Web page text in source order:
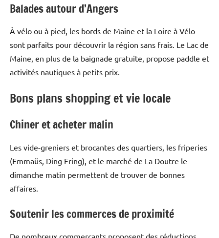
Balades autour d’Angers
À vélo ou à pied, les bords de Maine et la Loire à Vélo
sont parfaits pour découvrir la région sans frais. Le Lac de
Maine, en plus de la baignade gratuite, propose paddle et
activités nautiques à petits prix.
Bons plans shopping et vie locale
Chiner et acheter malin
Les vide-greniers et brocantes des quartiers, les friperies
(Emmaüs, Ding Fring), et le marché de La Doutre le
dimanche matin permettent de trouver de bonnes
affaires.
Soutenir les commerces de proximité